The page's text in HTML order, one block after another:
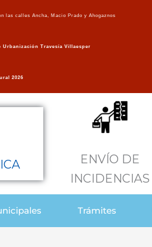
las calles Ancha, Macio Prado y Ahogaznos
Travesía Villaesper
2026
ENVÍO DE
INCIDENCIAS
Trámites